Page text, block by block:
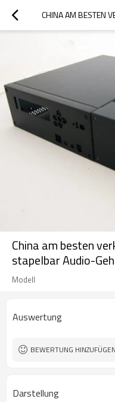
China am besten
stapelbar Audio-
Modell
Auswertung
BEWERTUNG HINZUFÜGEN
Darstellung